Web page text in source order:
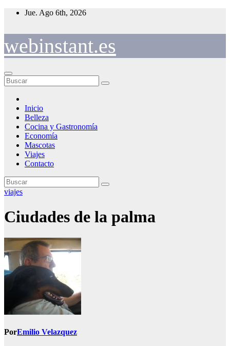
Saltar
Jue. Ago 6th, 2026
webinstant.es
Inicio
Belleza
Cocina y Gastronomía
Economía
Mascotas
Viajes
Contacto
viajes
Ciudades de la palma
PorEmilio Velazquez